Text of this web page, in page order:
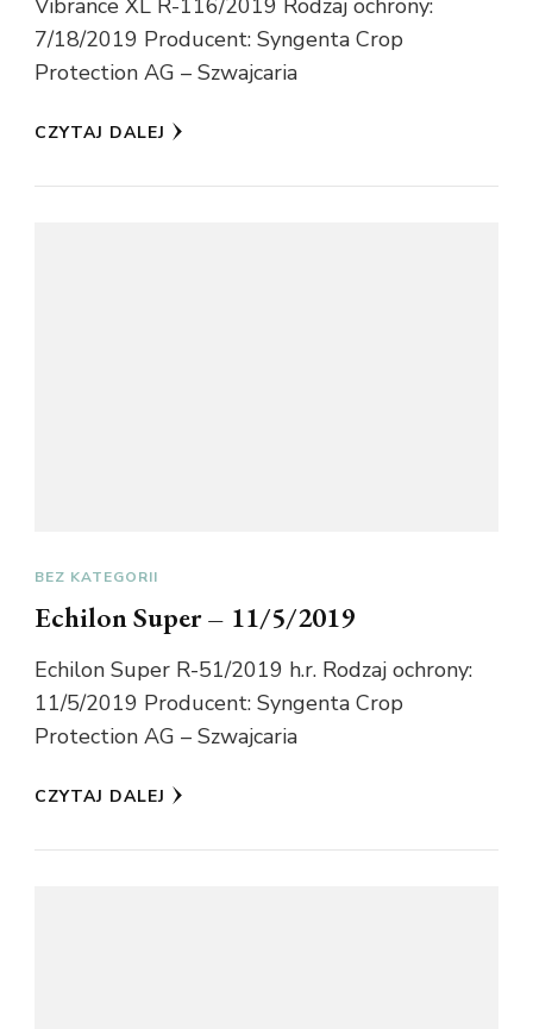
7/18/2019 Producent: Syngenta Crop
Protection AG – Szwajcaria
CZYTAJ DALEJ
BEZ KATEGORII
Echilon Super – 11/5/2019
Echilon Super R-51/2019 h.r. Rodzaj ochrony:
11/5/2019 Producent: Syngenta Crop
Protection AG – Szwajcaria
CZYTAJ DALEJ